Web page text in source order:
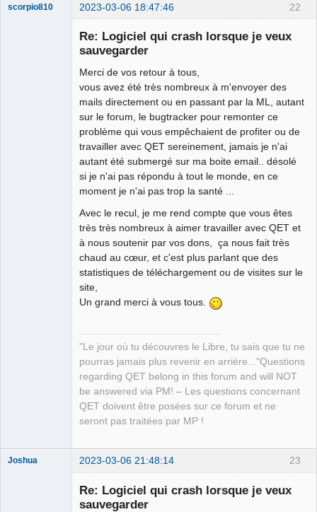
22
scorpio810 2023-03-06 18:47:46
Re: Logiciel qui crash lorsque je veux
sauvegarder
Merci de vos retour à tous,
vous avez été très nombreux à m'envoyer des
mails directement ou en passant par la ML, autant
sur le forum, le bugtracker pour remonter ce
problème qui vous empêchaient de profiter ou de
travailler avec QET sereinement, jamais je n'ai
autant été submergé sur ma boite email.. désolé
si je n'ai pas répondu à tout le monde, en ce
moment je n'ai pas trop la santé ...
Avec le recul, je me rend compte que vous êtes
très très nombreux à aimer travailler avec QET et
à nous soutenir par vos dons, ça nous fait très
chaud au cœur, et c'est plus parlant que des
statistiques de téléchargement ou de visites sur le
site,
Un grand merci à vous tous.
"Le jour où tu découvres le Libre, tu sais que tu ne
pourras jamais plus revenir en arrière..."Questions
regarding QET belong in this forum and will NOT
be answered via PM! – Les questions concernant
QET doivent être posées sur ce forum et ne
seront pas traitées par MP !
23
Joshua 2023-03-06 21:48:14
Re: Logiciel qui crash lorsque je veux
sauvegarder